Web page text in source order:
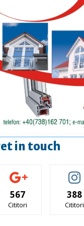
in touch
567
Cititori
388
Cititori